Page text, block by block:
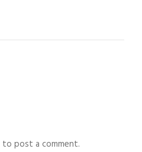
to post a comment.